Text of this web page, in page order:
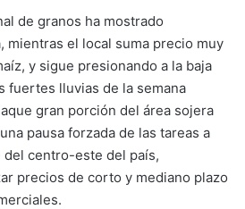
de granos ha mostrado
mientras el local suma precio muy
y sigue presionando a la baja
fuertes lluvias de la semana
gran porción del área sojera
pausa forzada de las tareas a
del centro-este del país,
precios de corto y mediano plazo